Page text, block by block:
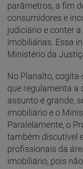
parâmetros, a fim
consumidores e
judiciário e conter
imobiliárias. Essa
Ministério da
No Planalto,
que regulamenta a
assunto é grande,
imobiliário e o
Paralelamente, o
também discutível
profissionais da
imobiliário, pois